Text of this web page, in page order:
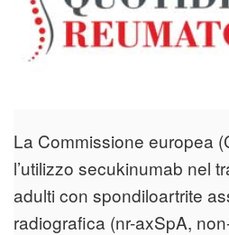
La Commissione europea
l’utilizzo secukinumab nel
adulti con spondiloartrite
radiografica (nr-axSpA,